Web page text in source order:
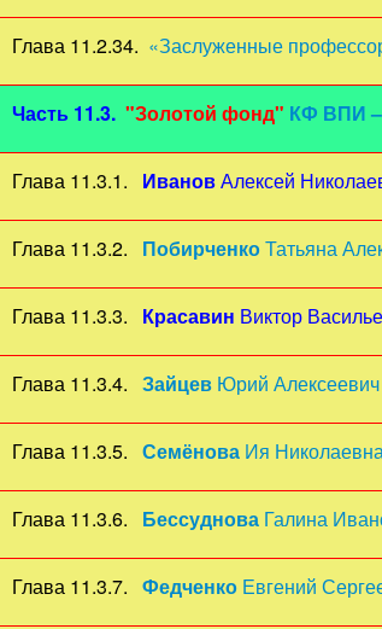
Глава 11.2.34. «Заслуженные
Часть 11.3. "Золотой фонд" КФ ВПИ
Глава 11.3.1. ИвановАлексей
Глава 11.3.2. ПобирченкоТатьяна
Глава 11.3.3. Красавин Виктор
Глава 11.3.4. Зайцев Юрий Алексеевич
Глава 11.3.5. Семёнова Ия
Глава 11.3.6. Бессуднова Галина
Глава 11.3.7. Федченко Евгений